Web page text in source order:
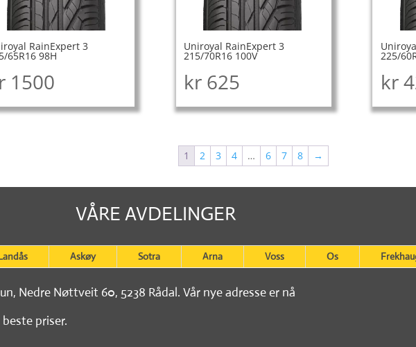
RainExpert 3
65R16 98H
1500
Uniroyal RainExpert 3
215/70R16 100V
kr 625
225/
kr
1 2 3 4 … 6 7 8 →
VÅRE AVDELINGER
Askøy Sotra Arna Voss Os
Nedre Nøttveit 60, 5238 Rådal. Vår nye adresse er nå
priser.